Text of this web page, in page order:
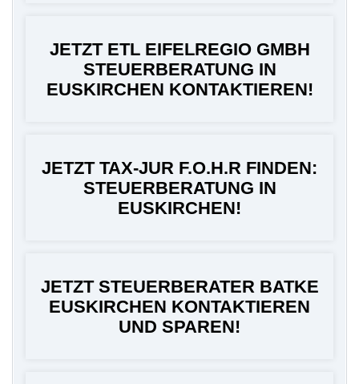
JETZT ETL EIFELREGIO GMBH
STEUERBERATUNG IN
EUSKIRCHEN KONTAKTIEREN!
JETZT TAX-JUR F.O.H.R FINDEN:
STEUERBERATUNG IN
EUSKIRCHEN!
JETZT STEUERBERATER BATKE
EUSKIRCHEN KONTAKTIEREN
UND SPAREN!